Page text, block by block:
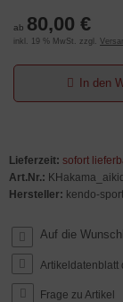
ab 80,00 €
inkl. 19 % MwSt. zzgl.
In den
Lieferzeit: sofort
Art.Nr.:
Hersteller: kendo-sport
Artikeldatenblatt
Frage zu Artikel